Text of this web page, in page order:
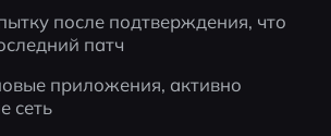
после подтверждения, что
патч
приложения, активно
сеть